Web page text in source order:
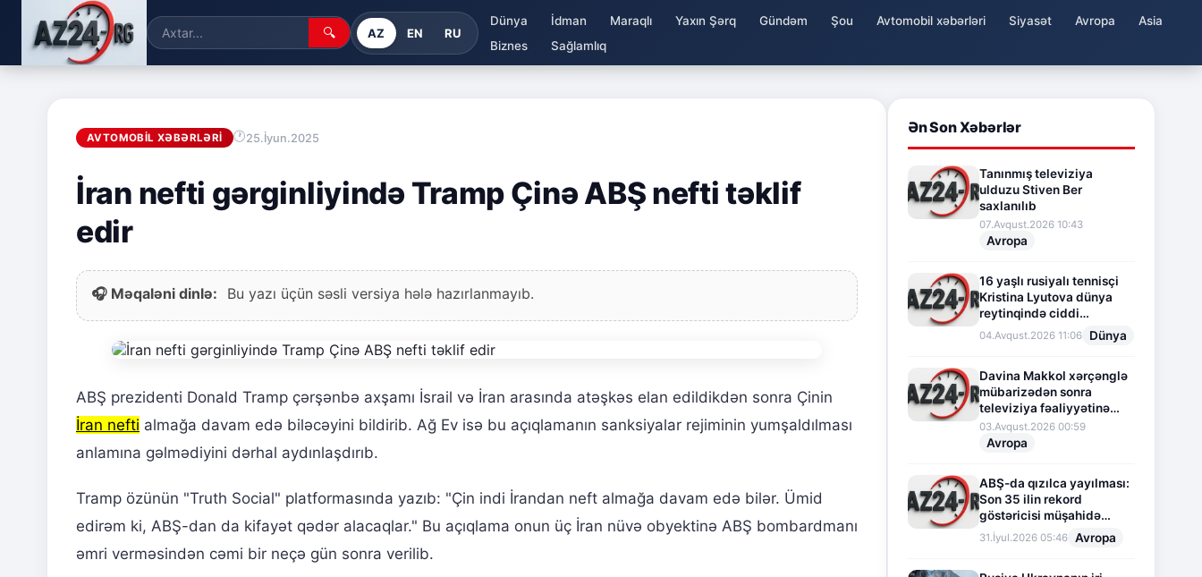
🔍 AZ EN RU
Dünya İdman Maraqlı Yaxın Şərq Gündəm Şou Avtomobil xəbərləri Siyasət Avropa
Asia
Biznes
Sağlamlıq
AVTOMOBIL XƏBƏRLƏRI 25.İyun.2025
İran nefti gərginliyində Tramp Çinə ABŞ nefti təklif
edir
🎧 Məqaləni dinlə: Bu yazı üçün səsli versiya hələ hazırlanmayıb.
ABŞ prezidenti Donald Tramp çərşənbə axşamı İsrail və İran arasında atəşkəs elan edildikdən sonra Çinin
İran nefti almağa davam edə biləcəyini bildirib. Ağ Ev isə bu açıqlamanın sanksiyalar rejiminin yumşaldılması
anlamına gəlmədiyini dərhal aydınlaşdırıb.
Tramp özünün "Truth Social" platformasında yazıb: "Çin indi İrandan neft almağa davam edə bilər. Ümid
edirəm ki, ABŞ-dan da kifayət qədər alacaqlar." Bu açıqlama onun üç İran nüvə obyektinə ABŞ bombardmanı
əmri verməsindən cəmi bir neçə gün sonra verilib.
Ən Son Xəbərlər
Tanınmış televiziya
ulduzu Stiven Ber
saxlanılıb
07.Avqust.2026 10:43
Avropa
16 yaşlı rusiyalı tennisçi
Kristina Lyutova dünya
reytinqində ciddi
irəliləyişə imza atdı
04.Avqust.2026 11:06 Dünya
Davina Makkol xərçənglə
mübarizədən sonra
televiziya fəaliyyətinə
fasilə verir
03.Avqust.2026 00:59
Avropa
ABŞ-da qızılca yayılması:
Son 35 ilin rekord
göstəricisi müşahidə
olunur
31.İyul.2026 05:46 Avropa